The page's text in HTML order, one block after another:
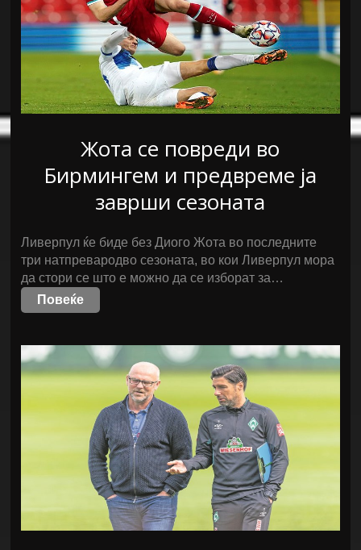
Жота се повреди во
Бирмингем и предвреме ја
заврши сезоната
Ливерпул ќе биде без Диого Жота во последните
три натпревародво сезоната, во кои Ливерпул мора
да стори се што е можно да се изборат за…
Повеќе